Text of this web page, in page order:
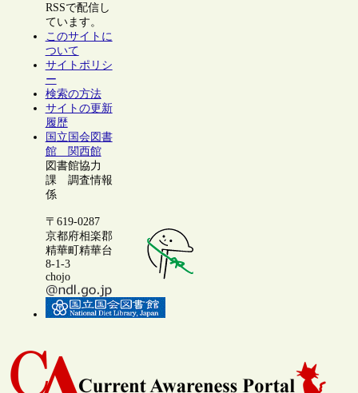
RSSで配信し
ています。
このサイトに
ついて
サイトポリシ
ー
検索の方法
サイトの更新
履歴
国立国会図書
館 関西館
図書館協力
課 調査情報
係
〒619-0287
京都府相楽郡
精華町精華台
8-1-3
chojo